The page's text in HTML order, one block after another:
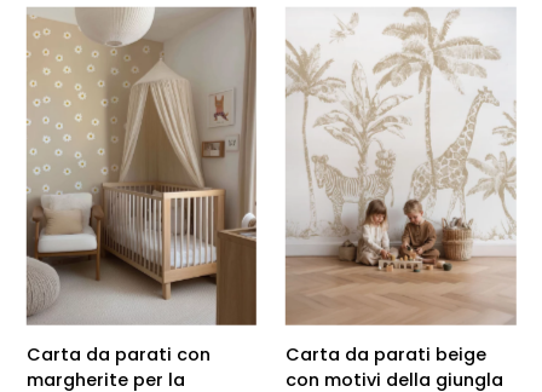
Carta da parati con
margherite per la
Carta da parati beige
con motivi della giungla